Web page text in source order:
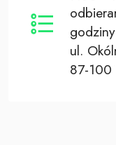
ul.
87-100